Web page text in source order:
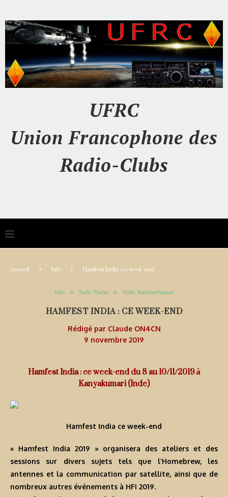
UFRC
Union Francophone des
Radio-Clubs
Accueil Info Hamfest India : ce week-end
Info Trafic Radio Trafic Radioamateur
HAMFEST INDIA : CE WEEK-END
Rédigé par Claude ON4CN
9 novembre 2019
Hamfest India : ce week-end du 8 au 10/11/2019 à
Kanyakumari (Inde)
Hamfest India ce week-end
« Hamfest India 2019 » organisera des ateliers et des
sessions sur divers sujets tels que l’Homebrew, les
antennes et la communication par satellite, ainsi que de
nombreux autres événements à HFI 2019.